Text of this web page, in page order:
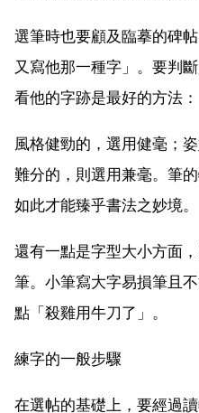
選筆時也要顧及臨摹的碑
又寫他那一種字」。要判
看他的字跡是最好的方法：
風格健勁的，選用健毫；
難分的，則選用兼毫。筆
如此才能臻乎書法之妙境。
還有一點是字型大小方面
筆。小筆寫大字易損筆且
點「殺雞用牛刀了」。
練字的一般步驟
在選帖的基礎上，要經過